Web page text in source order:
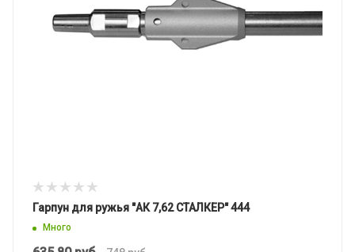
Гарпун для ружья "АК 7,62 СТАЛКЕР" 444
Много